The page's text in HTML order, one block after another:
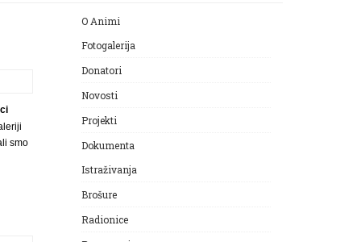
smo
O Animi
Fotogalerija
Donatori
Novosti
Projekti
Dokumenta
Istraživanja
Brošure
Radionice